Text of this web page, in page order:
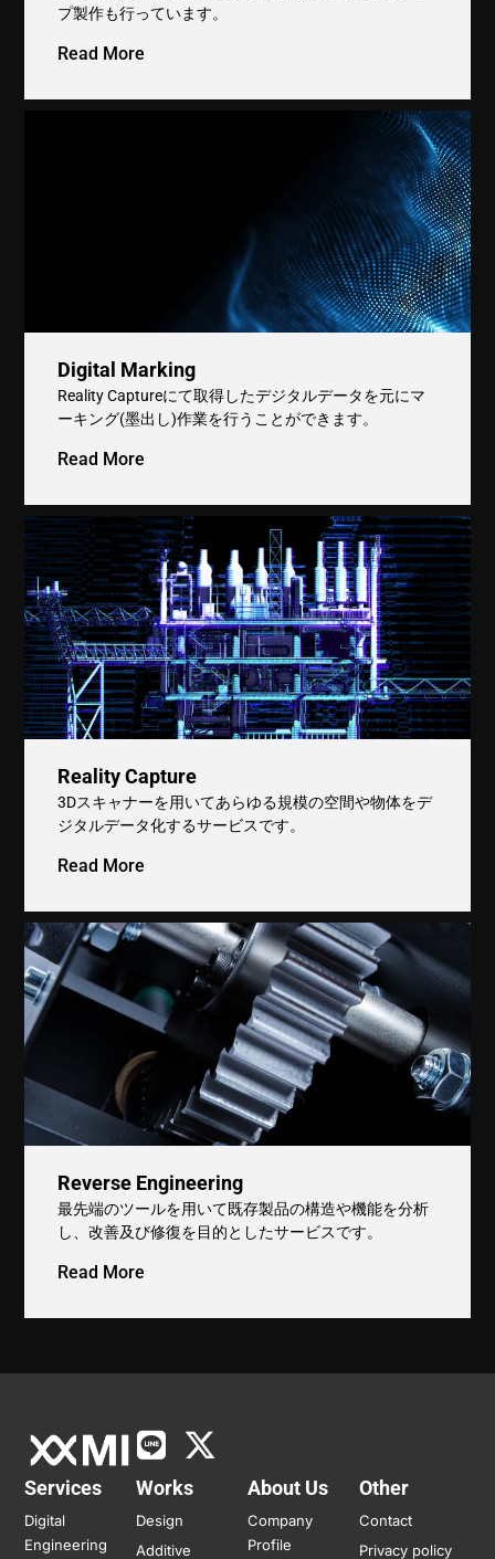
プ製作も行っています。
Read More
Digital Marking
Reality Captureにて取得したデジタルデータを元にマ
ーキング(墨出し)作業を行うことができます。
Read More
Reality Capture
3Dスキャナーを用いてあらゆる規模の空間や物体をデ
ジタルデータ化するサービスです。
Read More
Reverse Engineering
最先端のツールを用いて既存製品の構造や機能を分析
し、改善及び修復を目的としたサービスです。
Read More
Services
Digital
Engineering
Works
Design
Additive
About Us
Company
Profile
Other
Contact
Privacy policy